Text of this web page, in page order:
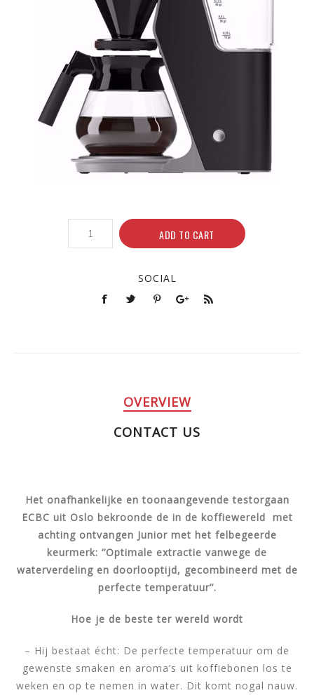
ADD TO CART
SOCIAL
OVERVIEW
CONTACT US
Het onafhankelijke en toonaangevende testorgaan
ECBC uit Oslo bekroonde de in de koffiewereld met
achting ontvangen Junior met het felbegeerde
keurmerk: ‘’Optimale extractie vanwege de
waterverdeling en doorlooptijd, gecombineerd met de
perfecte temperatuur’’.
Hoe je de beste ter wereld wordt
– Hij bestaat écht: De perfecte temperatuur om de
gewenste smaken en aroma’s uit koffiebonen los te
weken en op te nemen in water. Dit komt nogal nauw.